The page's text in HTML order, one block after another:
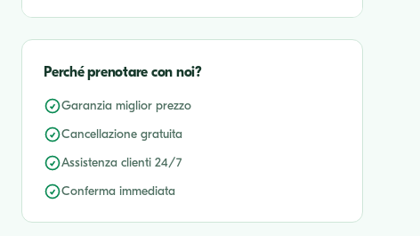
Perché prenotare con noi?
Garanzia miglior prezzo
Cancellazione gratuita
Assistenza clienti 24/7
Conferma immediata